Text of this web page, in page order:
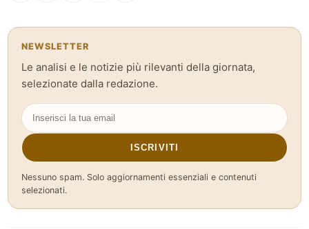
NEWSLETTER
Le analisi e le notizie più rilevanti della giornata,
selezionate dalla redazione.
ISCRIVITI
Nessuno spam. Solo aggiornamenti essenziali e contenuti
selezionati.